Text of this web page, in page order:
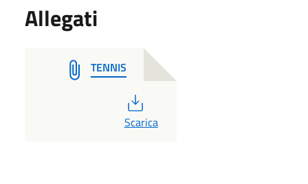
Allegati
TENNIS
PDF
Scarica